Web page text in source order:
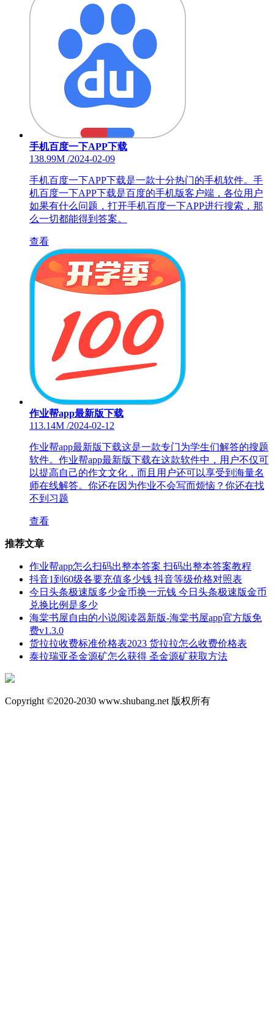
手机百度一下APP下载
138.99M /2024-02-09
手机百度一下APP下载是一款十分热门的手机软件。手
机百度一下APP下载是百度的手机版客户端，各位用户
如果有什么问题，打开手机百度一下APP进行搜索，那
么一切都能得到答案。
查看
作业帮app最新版下载
113.14M /2024-02-12
作业帮app最新版下载这是一款专门为学生们解答的搜题
软件。作业帮app最新版下载在这款软件中，用户不仅可
以提高自己的作文文化，而且用户还可以享受到海量名
师在线解答。你还在因为作业不会写而烦恼？你还在找
不到习题
查看
推荐文章
作业帮app怎么扫码出整本答案 扫码出整本答案教程
抖音1到60级各要充值多少钱 抖音等级价格对照表
今日头条极速版多少金币换一元钱 今日头条极速版金币
兑换比例是多少
海棠书屋自由的小说阅读器新版-海棠书屋app官方版免
费v1.3.0
货拉拉收费标准价格表2023 货拉拉怎么收费价格表
泰拉瑞亚圣金源矿怎么获得 圣金源矿获取方法
Copyright ©2020-2030 www.shubang.net 版权所有